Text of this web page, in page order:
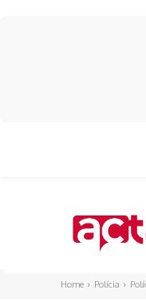
Home Polícia